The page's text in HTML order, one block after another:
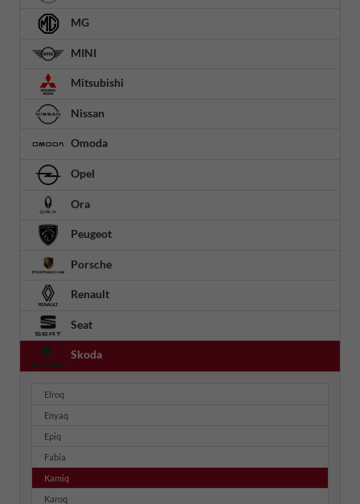
MG
MINI
Mitsubishi
Nissan
Omoda
Opel
Ora
Peugeot
Porsche
Renault
Seat
Skoda
Elroq
Enyaq
Epiq
Fabia
Kamiq
Karoq